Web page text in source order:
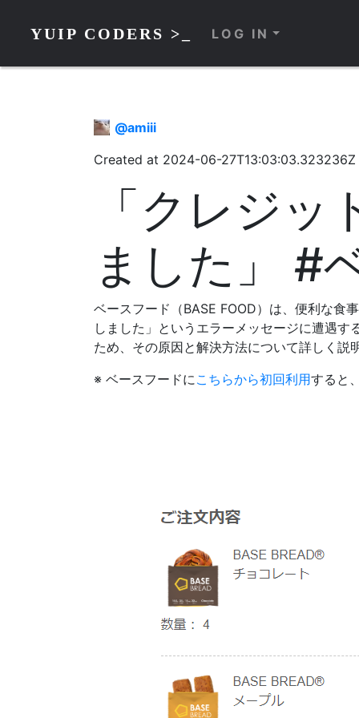
YUIP CODERS >_ LOG IN
@amiii
Created at 2024-06-27T13:03:03.323236Z
「クレジ
ました」 #
ベースフード（BASE FOOD）は、便利な食
しました」というエラーメッセージに遭遇
ため、その原因と解決方法について詳しく説
※ ベースフードにこちらから初回利用すると